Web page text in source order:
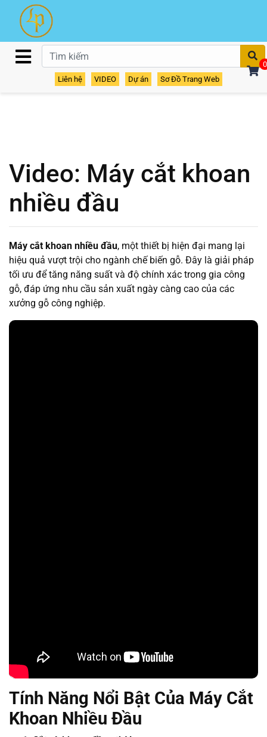
Liên hệ VIDEO Dự án Sơ Đồ Trang Web
0
Video: Máy cắt khoan
nhiều đầu
Máy cắt khoan nhiều đầu, một thiết bị hiện đại mang lại
hiệu quả vượt trội cho ngành chế biến gỗ. Đây là giải pháp
tối ưu để tăng năng suất và độ chính xác trong gia công
gỗ, đáp ứng nhu cầu sản xuất ngày càng cao của các
xưởng gỗ công nghiệp.
Tính Năng Nổi Bật Của Máy Cắt
Khoan Nhiều Đầu